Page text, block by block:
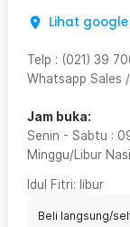
Lihat
Telp : (021) 39
Whatsapp Sales
Jam buka:
Senin - Sabtu :
Minggu/Libur
Idul Fitri: libur
Beli langsung/